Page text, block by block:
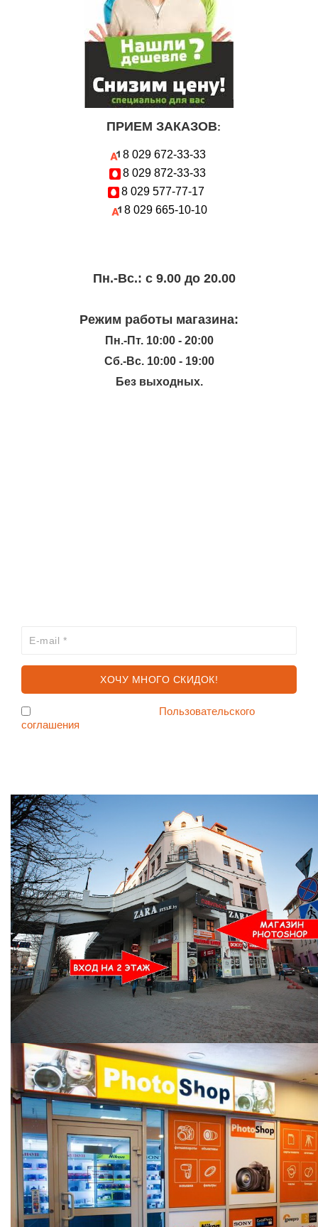
ПРИЕМ ЗАКАЗОВ:
8 029 672-33-33
8 029 872-33-33
8 029 577-77-17
8 029 665-10-10
Пн.-Вc.: с 9.00 до 20.00
Режим работы магазина:
Пн.-Пт. 10:00 - 20:00
Сб.-Вс. 10:00 - 19:00
Без выходных.
Пользовательского
соглашения